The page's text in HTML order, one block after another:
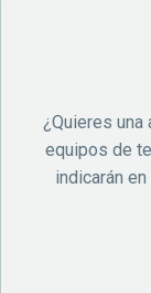
¿Quieres
equipos de
indicarán